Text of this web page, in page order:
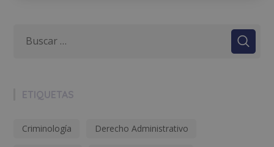
ETIQUETAS
Criminología Derecho Administrativo